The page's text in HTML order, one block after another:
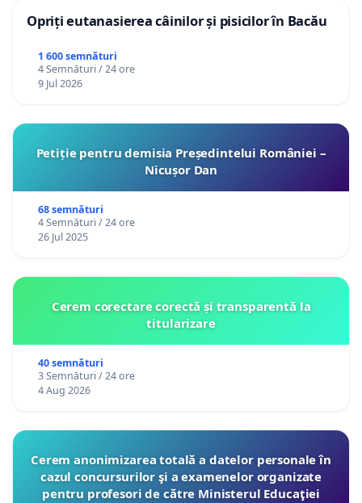
Opriți eutanasierea câinilor și pisicilor în Bacău
1 600 semnături
4 Semnături / 24 ore
9 Jul 2026
Petiție pentru demisia Președintelui României –
Nicușor Dan
68 semnături
4 Semnături / 24 ore
26 Jul 2025
Cerem corectare corectă și transparentă la
titularizare
40 semnături
3 Semnături / 24 ore
4 Aug 2026
Cerem anonimizarea totală a datelor personale în
cazul concursurilor şi a examenelor organizate
pentru profesori de către Ministerul Educaţiei